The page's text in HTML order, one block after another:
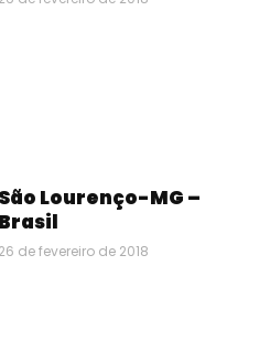
São Lourenço-MG –
Brasil
26 de fevereiro de 2018